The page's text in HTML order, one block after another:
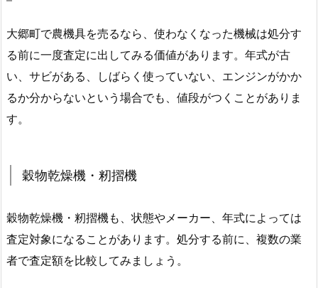
大郷町で農機具を売るなら、使わなくなった機械は処分す
る前に一度査定に出してみる価値があります。年式が古
い、サビがある、しばらく使っていない、エンジンがかか
るか分からないという場合でも、値段がつくことがありま
す。
穀物乾燥機・籾摺機
穀物乾燥機・籾摺機も、状態やメーカー、年式によっては
査定対象になることがあります。処分する前に、複数の業
者で査定額を比較してみましょう。